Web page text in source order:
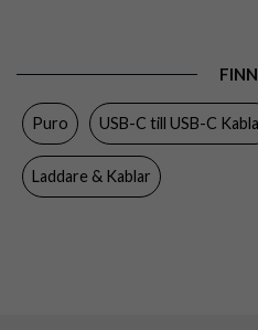
Tillverkarens art nr
Puro USB-C till USB-C
Laddare & Kablar